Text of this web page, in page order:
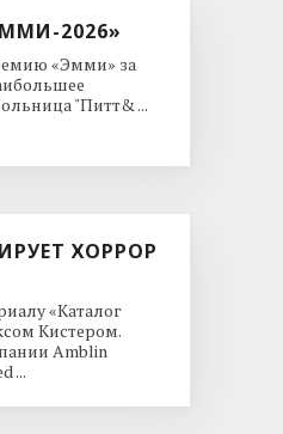
2026»
«Эмми» за
"Питт& ...
ХОРРОР
«Каталог
Кистером.
Amblin
...